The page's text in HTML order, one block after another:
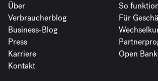
Über
Verbraucherblog
Business-Blog
Press
Karriere
Kontakt
So
Für
Open